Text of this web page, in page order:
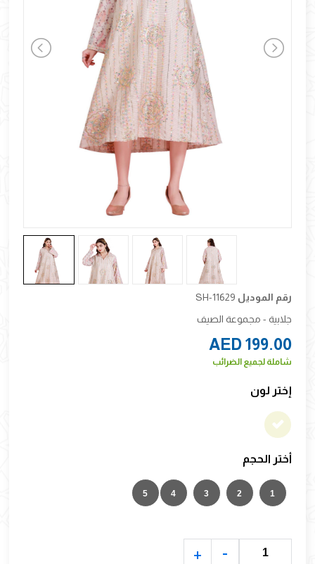
رقم الموديل SH-11629
جلابية - مجموعة الصيف
AED 199.00
شاملة لجميع الضرائب
إختر لون
أختر الحجم
1
2
3
4
5
-
+